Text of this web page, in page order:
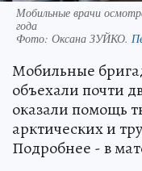
Мобильные врачи
года
Фото: Оксана ЗУЙКО.
Мобильные
объехали почти
оказали помощь
арктических и
Подробнее - в